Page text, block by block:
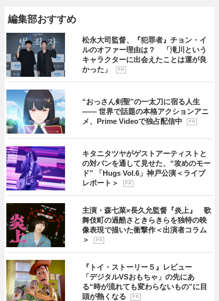
編集部おすすめ
松永大司監督、『犯罪者』チョン・イ
ルのオファー理由は？ 「滝川という
キャラクターに出会えたことは運が良
かった」
P R
“おっさん剣聖”の一太刀に宿る人生
―― 世界で話題の本格アクションアニ
メ、Prime Videoで独占配信中
P R
キタニタツヤがゲストアーティストと
の対バンを通して見せた、“攻めのモー
ド” 「Hugs Vol.6」神戸公演＜ライブ
レポート＞
P R
主演・森七菜×長久允監督『炎上』 歌
舞伎町の過酷さときらきらを独特の映
像表現で描いた衝撃作＜出演者コラム
＞
P R
『トイ・ストーリー５』レビュー
「デジタルVSおもちゃ」の先にあ
る“時が流れても変わらないもの”に目
頭が熱くなる
P R